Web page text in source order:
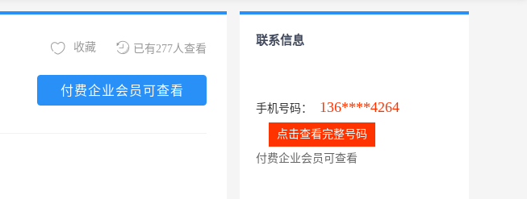
已有277人查看
收藏
付费企业会员可查看
联系信息
手机号码： 136****4264
点击查看完整号码
付费企业会员可查看